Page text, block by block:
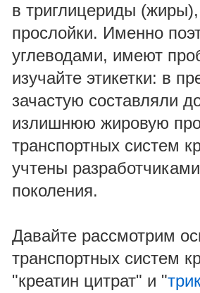
в триглицериды
прослойки. Именно
углеводами, имеют
изучайте этикетки: в
зачастую составляли
излишнюю жировую
транспортных систем
учтены
поколения.
Давайте рассмотрим
транспортных систем
"креатин цитрат" и "